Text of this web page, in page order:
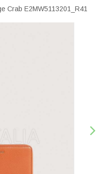
Crab E2MW5113201_R41